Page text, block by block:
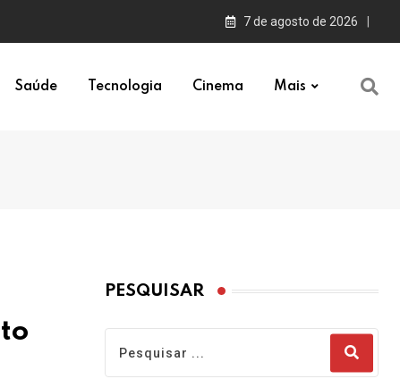
7 de agosto de 2026
Saúde Tecnologia Cinema Mais
PESQUISAR